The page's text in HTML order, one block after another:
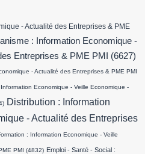
- Actualité des Entreprises & PME
: Information Economique -
Entreprises & PME PMI
(6627)
- Actualité des Entreprises & PME PMI
Economique - Veille Economique -
Distribution : Information
- Actualité des Entreprises
: Information Economique - Veille
PMI (4832) Emploi - Santé - Social :